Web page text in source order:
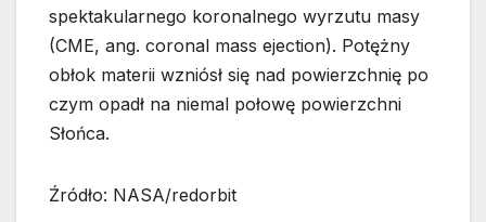
spektakularnego koronalnego wyrzutu masy
(CME, ang. coronal mass ejection). Potężny
obłok materii wzniósł się nad powierzchnię po
czym opadł na niemal połowę powierzchni
Słońca.
Źródło: NASA/redorbit